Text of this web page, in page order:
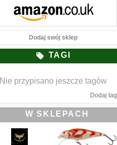
Dodaj swój sklep
TAGI
Nie przypisano jeszcze tagów
Dodaj tag
W SKLEPACH